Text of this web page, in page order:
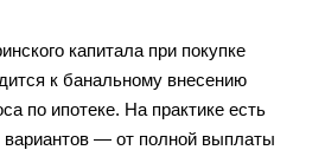
капитала при покупке
к банальному внесению
по ипотеке. На практике есть
вариантов — от полной выплаты